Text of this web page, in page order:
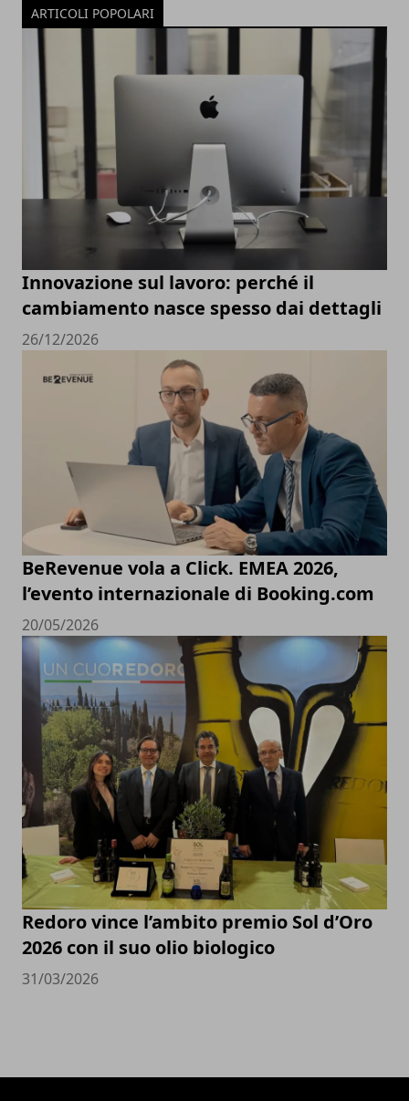
ARTICOLI POPOLARI
Innovazione sul lavoro: perché il
cambiamento nasce spesso dai dettagli
26/12/2026
BeRevenue vola a Click. EMEA 2026,
l’evento internazionale di Booking.com
20/05/2026
Redoro vince l’ambito premio Sol d’Oro
2026 con il suo olio biologico
31/03/2026